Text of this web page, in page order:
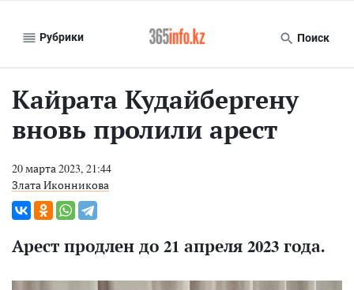
Рубрики Поиск
Кайрата Кудайбергену
вновь пролили арест
20 марта 2023, 21:44
Злата Иконникова
Арест продлен до 21 апреля 2023 года.